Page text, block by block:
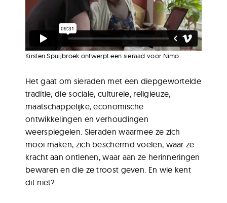
Kirsten Spuijbroek ontwerpt een sieraad voor Nimo.
Het gaat om sieraden met een diepgewortelde
traditie, die sociale, culturele, religieuze,
maatschappelijke, economische
ontwikkelingen en verhoudingen
weerspiegelen. Sieraden waarmee ze zich
mooi maken, zich beschermd voelen, waar ze
kracht aan ontlenen, waar aan ze herinneringen
bewaren en die ze troost geven. En wie kent
dit niet?